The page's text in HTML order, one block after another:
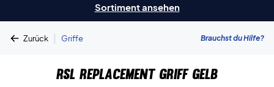
Sortiment ansehen
Zurück | Griffe Brauchst du Hilfe?
RSL Replacement Griff Gelb